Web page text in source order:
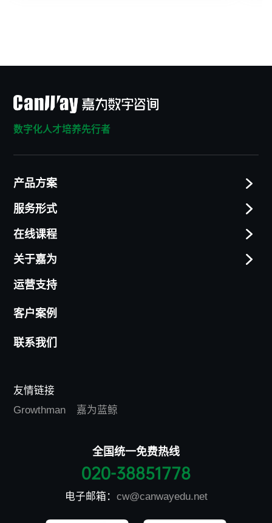
数字化人才培养先行者
产品方案
服务形式
在线课程
关于嘉为
运营支持
客户案例
联系我们
友情链接
Growthman
嘉为蓝鲸
全国统一免费热线
020-38851778
电子邮箱： cw@canwayedu.net